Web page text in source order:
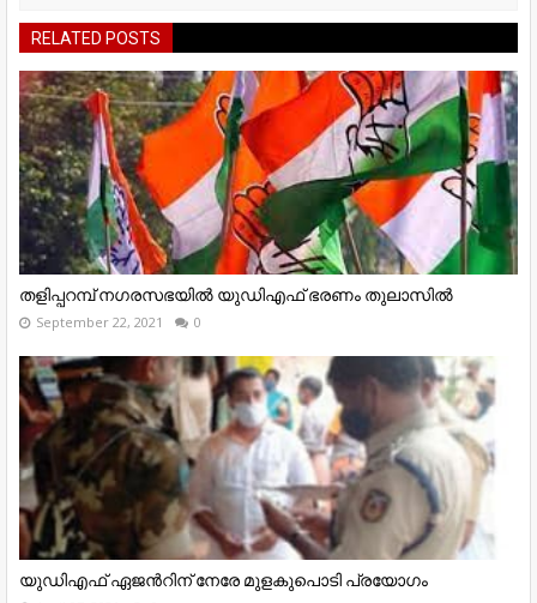
RELATED POSTS
തളിപ്പറമ്പ്‌ നഗരസഭയിൽ യുഡിഎഫ്‌ ഭരണം തുലാസിൽ
September 22, 2021 0
യുഡിഎഫ് ഏജന്‍റിന് നേരേ മുളകുപൊടി പ്രയോഗം